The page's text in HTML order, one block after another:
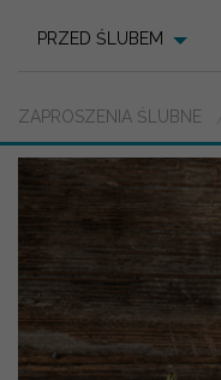
PRZED ŚLUBEM
ZAPROSZENIA ŚLUBNE